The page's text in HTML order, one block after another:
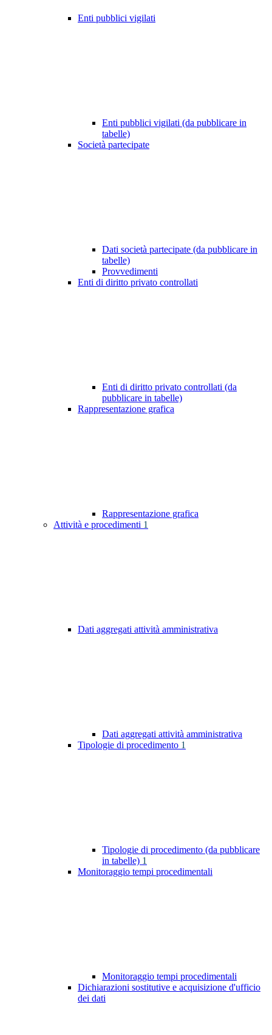
Enti pubblici vigilati
Enti pubblici vigilati (da pubblicare in
tabelle)
Società partecipate
Dati società partecipate (da pubblicare in
tabelle)
Provvedimenti
Enti di diritto privato controllati
Enti di diritto privato controllati (da
pubblicare in tabelle)
Rappresentazione grafica
Rappresentazione grafica
Attività e procedimenti 1
Dati aggregati attività amministrativa
Dati aggregati attività amministrativa
Tipologie di procedimento 1
Tipologie di procedimento (da pubblicare
in tabelle) 1
Monitoraggio tempi procedimentali
Monitoraggio tempi procedimentali
Dichiarazioni sostitutive e acquisizione d'ufficio
dei dati